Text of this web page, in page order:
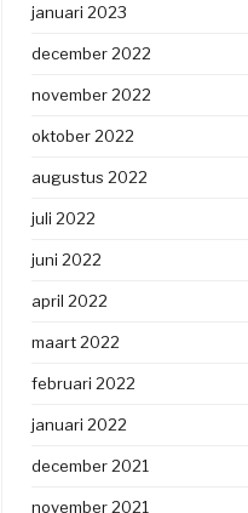
januari 2023
december 2022
november 2022
oktober 2022
augustus 2022
juli 2022
juni 2022
april 2022
maart 2022
februari 2022
januari 2022
december 2021
november 2021